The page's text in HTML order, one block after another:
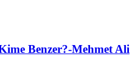
Benzer?-Mehmet Ali